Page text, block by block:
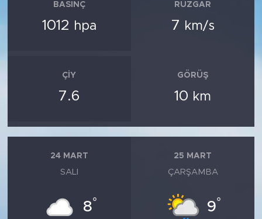
BASINÇ
1012 hpa
RÜZGAR
7 km/s
ÇIY
7.6
GÖRÜŞ
10 km
24 MART
SALI
8°
25 MART
ÇARŞAMBA
9°